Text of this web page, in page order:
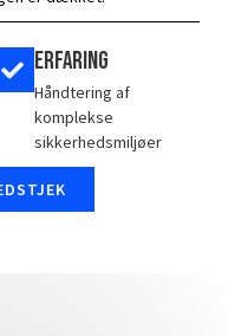
Erfaring
Håndtering af
komplekse
sikkerhedsmiljøer